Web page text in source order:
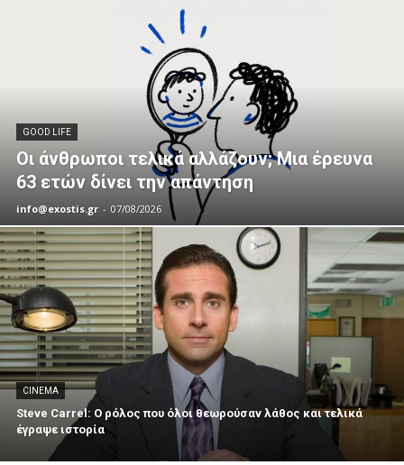
GOOD LIFE
Οι άνθρωποι τελικά αλλάζουν; Μια έρευνα
63 ετών δίνει την απάντηση
info@exostis.gr - 07/08/2026
CINEMA
Steve Carrel: Ο ρόλος που όλοι θεωρούσαν λάθος και τελικά
έγραψε ιστορία